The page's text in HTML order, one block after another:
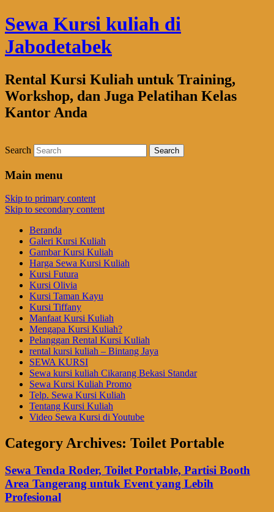
Sewa Kursi kuliah di
Jabodetabek
Rental Kursi Kuliah untuk Training,
Workshop, dan Juga Pelatihan Kelas
Kantor Anda
Search
Main menu
Skip to primary content
Skip to secondary content
Beranda
Galeri Kursi Kuliah
Gambar Kursi Kuliah
Harga Sewa Kursi Kuliah
Kursi Futura
Kursi Olivia
Kursi Taman Kayu
Kursi Tiffany
Manfaat Kursi Kuliah
Mengapa Kursi Kuliah?
Pelanggan Rental Kursi Kuliah
rental kursi kuliah – Bintang Jaya
SEWA KURSI
Sewa kursi kuliah Cikarang Bekasi Standar
Sewa Kursi Kuliah Promo
Telp. Sewa Kursi Kuliah
Tentang Kursi Kuliah
Video Sewa Kursi di Youtube
Category Archives: Toilet Portable
Sewa Tenda Roder, Toilet Portable, Partisi Booth
Area Tangerang untuk Event yang Lebih
Profesional